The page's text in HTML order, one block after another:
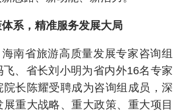
，精准服务发展大局
省旅游高质量发展专家咨询组
飞、省长刘小明为省内外16名专家
长陈耀受聘成为咨询组成员，深
展重大战略、重大政策、重大项目